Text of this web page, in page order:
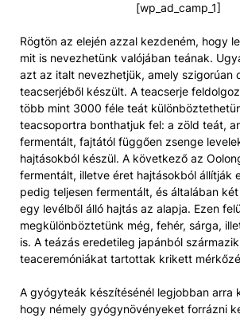
[wp_ad_camp_1]
Rögtön az elején azzal kezdeném, hogy
mit is nevezhetünk valójában teának.
azt az italt nevezhetjük, amely szigorúan
teacserjéből készült. A teacserje
több mint 3000 féle teát
teacsoportra bonthatjuk fel: a zöld teát,
fermentált, fajtától függően zsenge
hajtásokból készül. A következő az
fermentált, illetve éret hajtásokból állítják
pedig teljesen fermentált, és általában
egy levélből álló hajtás az alapja. Ezen
megkülönböztetünk még, fehér, sárga,
is. A teázás eredetileg japánból
teaceremóniákat tartottak krikett
A gyógyteák készítésénél legjobban arra
hogy némely gyógynövényeket forrázni